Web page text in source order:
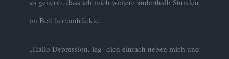
so genervt, dass ich mich weitere anderthalb Stunden
im Bett herumdrückte.
„Hallo Depression, leg‘ dich einfach neben mich und